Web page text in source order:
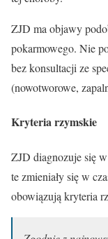
ZJD ma objawy
pokarmowego. Nie
bez konsultacji ze
(nowotworowe,
Kryteria rzymskie
ZJD diagnozuje się
te zmieniały się w
obowiązują kryteria